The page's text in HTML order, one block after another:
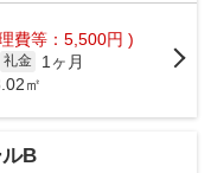
費等：5,500円 )
礼金
1ヶ月
㎡
B